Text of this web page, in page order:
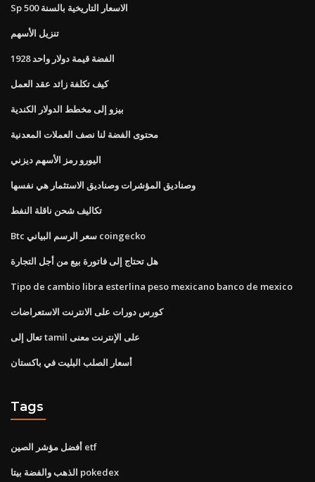
Sp 500 الاسعار التاريخية بالسنة
تنزيل الأسهم
1928 الفضة قيمة دولار واحد
كيف تكلفة زائد عقد العمل
بيزو إلى مخطط الدولار الكندية
محتوى الفضة لنا نصف العملات المعدنية
اليورو رمز الأسهم ديزني
وصناديق المؤشرات وصناديق الاستثمار هي نفسها
تكاليف شحن ناقلة النفط
Btc سعر الرسم البياني coingecko
هل تحتاج إلى فاتورة بيع من أجل التجارة
Tipo de cambio libra esterlina peso mexicano banco de mexico
كورس دورات على الانترنت الاستعراضات
تعال إلى tamil على الإنترنت معنى
أسعار الصلب البليت في باكستان
Tags
أفضل مؤشر الصين etf
الذهب والفضة بيتا pokedex